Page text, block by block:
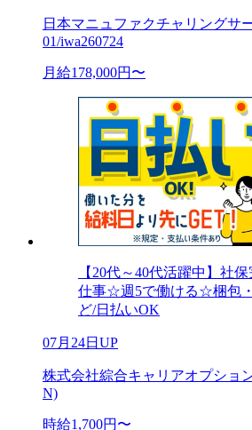
日本マニュファクチャリングサ
01/iwa260724
月給178,000円〜
【20代～40代活躍中】社
仕事☆週5で働ける☆梱包
ど/日払いOK
07月24日UP
株式会社綜合キャリアオプショ
N)
時給1,700円〜